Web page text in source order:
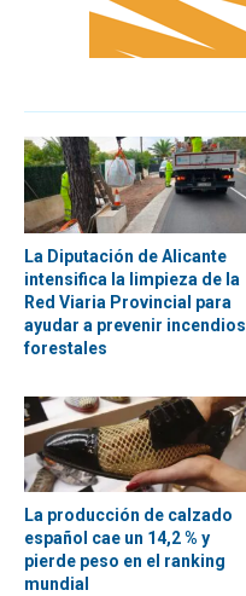
La Diputación de Alicante
intensifica la limpieza de la
Red Viaria Provincial para
ayudar a prevenir incendios
forestales
La producción de calzado
español cae un 14,2 % y
pierde peso en el ranking
mundial